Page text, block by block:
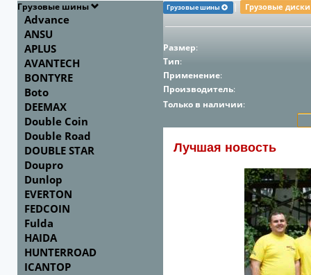
Грузовые шины
Advance
ANSU
APLUS
AVANTECH
BONTYRE
Boto
DEEMAX
Double Coin
Double Road
DOUBLE STAR
Doupro
Dunlop
EVERTON
FEDCOIN
Fulda
HAIDA
HUNTERROAD
ICANTOP
Грузовые шины | Грузовые
Размер:
Тип:
Применение:
Производитель:
Только в наличии:
Лучшая новость